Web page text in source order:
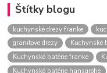
Štítky blogu
kuchynské drezy franke
granitove drezy
Kuchynské
Kuchynské batérie franke
Kuchynské batérie hansgrohe